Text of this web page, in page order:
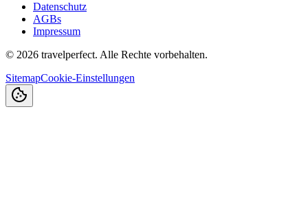
Datenschutz
AGBs
Impressum
© 2026 travelperfect. Alle Rechte vorbehalten.
SitemapCookie-Einstellungen